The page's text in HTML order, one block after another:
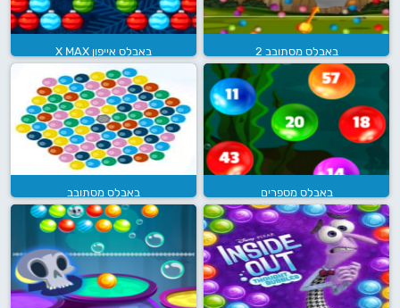
באבלס מסתובב 2 באבלס אייפון X MAX
באבלס מספרים באבלס מסתובב